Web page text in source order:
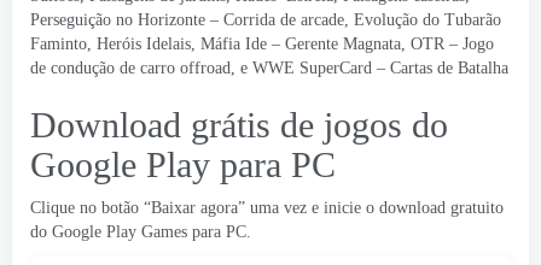
Perseguição no Horizonte – Corrida de arcade, Evolução do Tubarão
Faminto, Heróis Idelais, Máfia Ide – Gerente Magnata, OTR – Jogo
de condução de carro offroad, e WWE SuperCard – Cartas de Batalha
Download grátis de jogos do
Google Play para PC
Clique no botão “Baixar agora” uma vez e inicie o download gratuito
do Google Play Games para PC.